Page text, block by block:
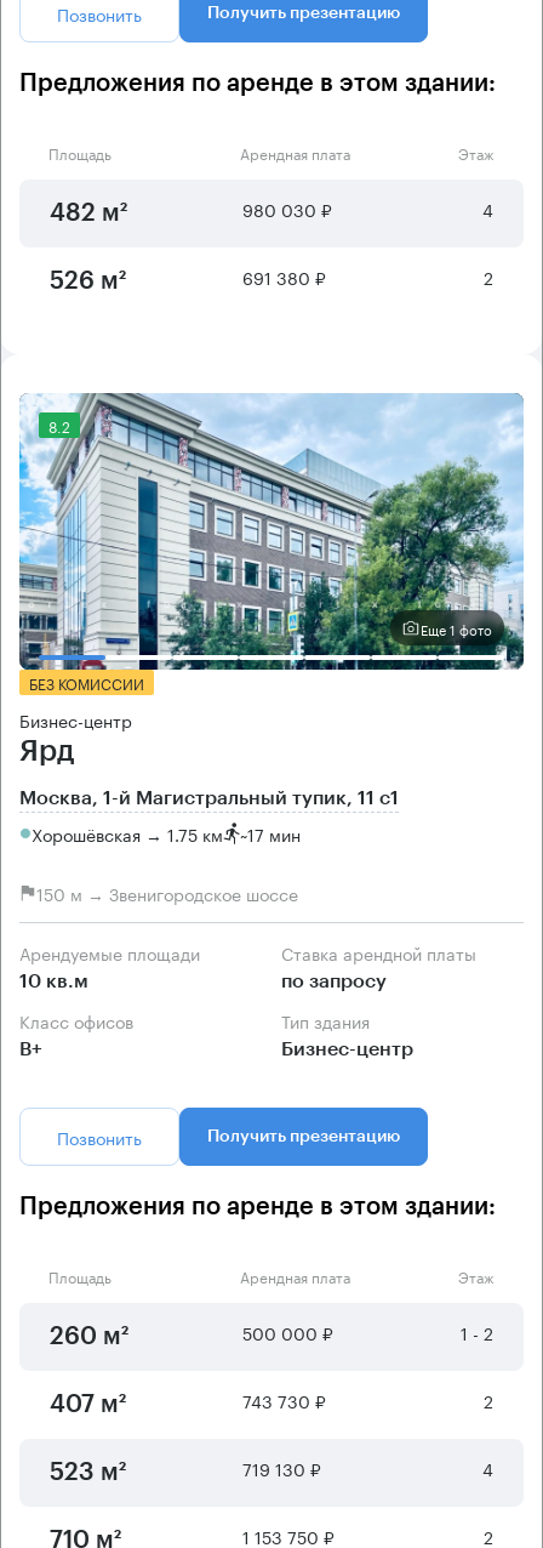
Позвонить Получить презентацию
Предложения по аренде в этом здании:
Площадь Арендная плата Этаж
482 м² 980 030 ₽ 4
526 м² 691 380 ₽ 2
8.2
Еще 1 фото
БЕЗ КОМИССИИ
Бизнес-центр
Ярд
Москва, 1-й Магистральный тупик, 11 с1
Хорошёвская → 1.75 км ~17 мин
150 м → Звенигородское шоссе
Арендуемые площади
10 кв.м
Ставка арендной платы
по запросу
Класс офисов
B+
Тип здания
Бизнес-центр
Позвонить Получить презентацию
Предложения по аренде в этом здании:
Площадь Арендная плата Этаж
260 м² 500 000 ₽ 1 - 2
407 м² 743 730 ₽ 2
523 м² 719 130 ₽ 4
710 м² 1 153 750 ₽ 2